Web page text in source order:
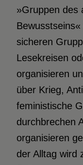
»Gruppen des
sicheren
Lesekreisen
organisieren
über Krieg,
feministische
durchbrechen
organisieren
der Alltag wird